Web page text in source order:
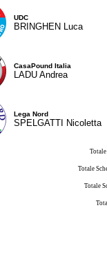
UDC
BRINGHEN Luca
CasaPound Italia
LADU Andrea
Lega Nord
SPELGATTI Nicoletta
Totale
Totale